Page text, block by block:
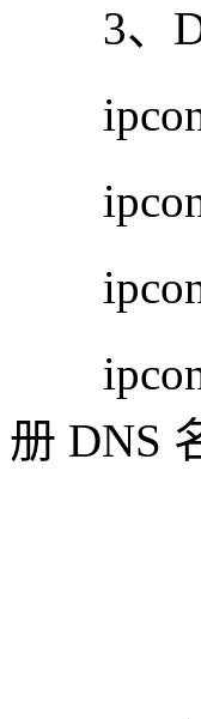
3、
册 DNS